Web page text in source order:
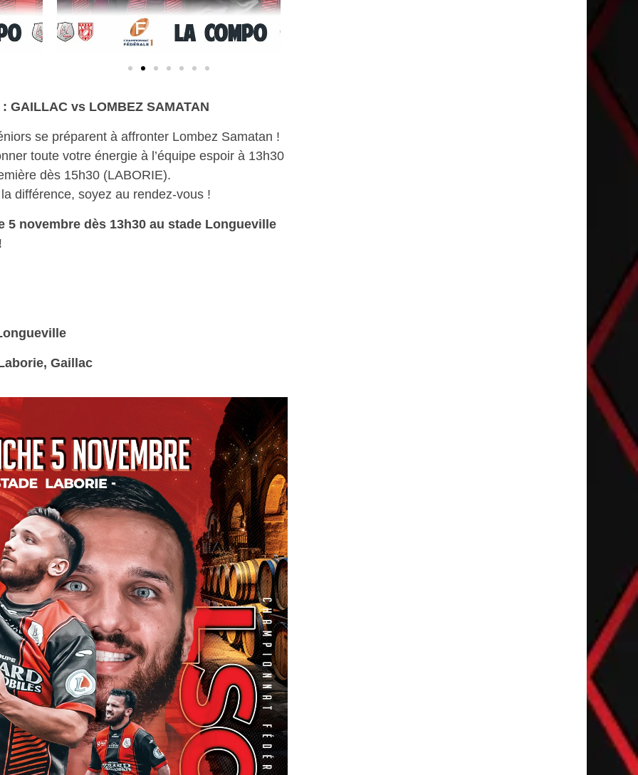
GAILLAC vs LOMBEZ SAMATAN
se préparent à affronter Lombez Samatan !
toute votre énergie à l’équipe espoir à 13h30
dès 15h30 (LABORIE).
différence, soyez au rendez-vous !
5 novembre dès 13h30 au stade Longueville
Gaillac